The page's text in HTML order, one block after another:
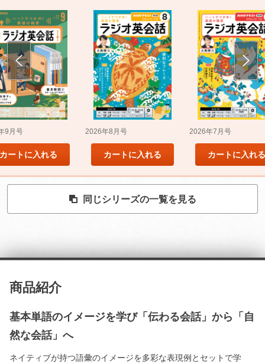
9月号
カートに入れる
2026年8月号
カートに入れる
2026年7月号
カートに入れる
同じシリーズの一覧を見る
商品紹介
基本単語のイメージを学び「伝わる会話」から「自
然な会話」へ
ネイティブが持つ語彙のイメージを多彩な表現例とセットで学